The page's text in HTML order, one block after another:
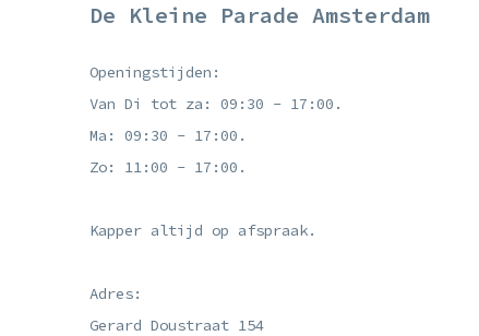
De Kleine Parade Amsterdam
Openingstijden:
Van Di tot za: 09:30 - 17:00.
Ma: 09:30 - 17:00.
Zo: 11:00 - 17:00.
Kapper altijd op afspraak.
Adres:
Gerard Doustraat 154